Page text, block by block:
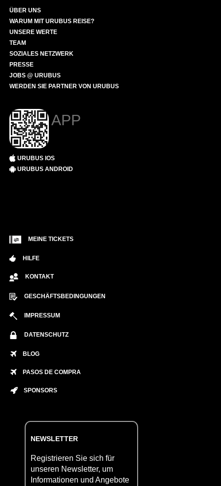
ÜBER UNS
WARUM MIT URUBUS REISE?
UNSERE WERTE
TEAM
SOZIALES NETZWERK
PRESSE
JOBS @ URUBUS
WERDEN SIE PARTNER VON URUBUS
APP
URUBUS IOS
URUBUS ANDROID
MEINE TICKETS
HILFE
KONTAKT
GESCHÄFTSBEDINGUNGEN
IMPRESSUM
DATENSCHUTZ
BLOG
PASOS DE COMPRA
SPONSORS
NEWSLETTER
Registrieren Sie sich für
unseren Newsletter, um
Informationen und Angebote